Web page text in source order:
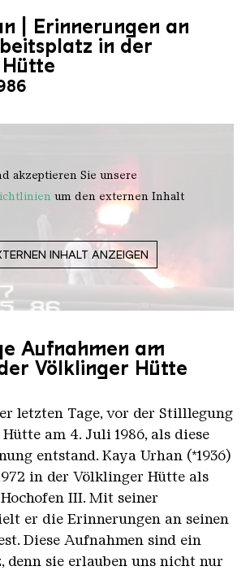
| Erinnerungen an
in der
akzeptieren Sie unsere
um den externen Inhalt
INHALT ANZEIGEN
Aufnahmen am
Völklinger Hütte
letzten Tage, vor der Stilllegung
am 4. Juli 1986, als diese
entstand. Kaya Urhan (*1936)
in der Völklinger Hütte als
III. Mit seiner
er die Erinnerungen an seinen
Diese Aufnahmen sind ein
denn sie erlauben uns nicht nur